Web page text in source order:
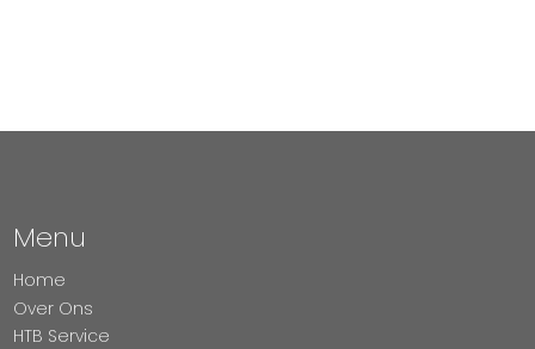
Menu
Home
Over Ons
HTB Service